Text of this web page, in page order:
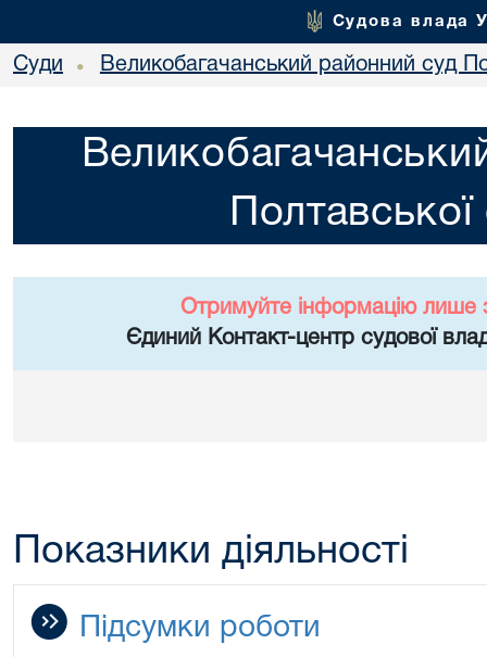
Судова влада
Суди • Великобагачанський районний суд
Полтавської
Отримуйте інформацію лише
Єдиний Контакт-центр судової
Показники діяльності
Підсумки роботи